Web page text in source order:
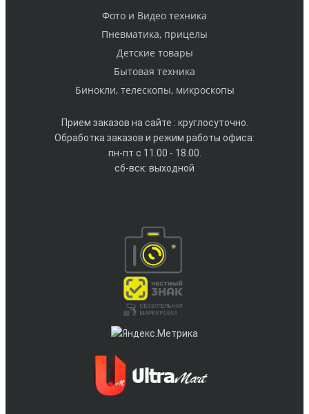
Фото и Видео техника
Пневматика, прицелы
Детские товары
Бытовая техника
Бинокли, телескопы, микроскопы
Прием заказов на сайте : круглосуточно.
Обработка заказов и режим работы офиса:
пн-пт с 11.00 - 18.00.
сб-вск: выходной